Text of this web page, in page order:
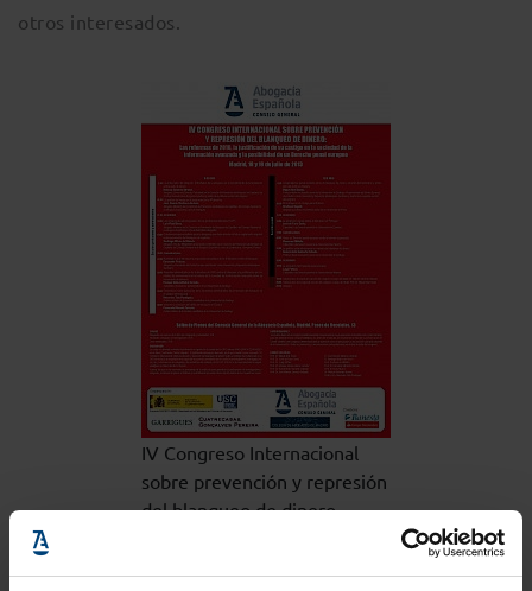
otros interesados.
IV Congreso Internacional
sobre prevención y represión
del blanqueo de dinero
La cuota se abonará mediante transferencia o ingreso
en la cuentade la USC número 0049 2584 90